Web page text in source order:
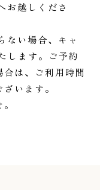
お越しくださ
ない場合、キャ
します。ご予約
は、ご利用時間
います。